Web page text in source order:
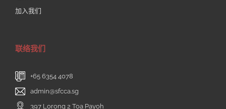
加入我们
联络我们
+65 6354 4078
admin@sfcca.sg
397 Lorong 2 Toa Payoh